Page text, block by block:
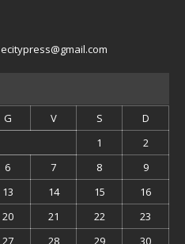
ecitypress@gmail.com
G V S
D
1
2
6 7 8
9
13 14 15
16
20 21 22
23
27 28 29 30